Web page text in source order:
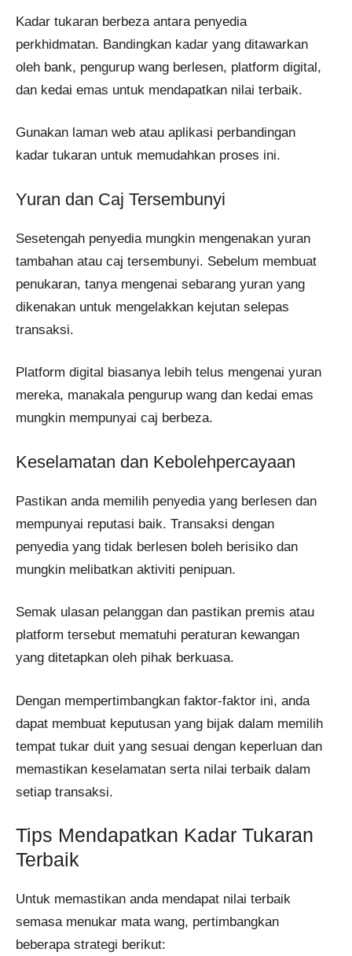
Kadar tukaran berbeza antara penyedia
perkhidmatan. Bandingkan kadar yang ditawarkan
oleh bank, pengurup wang berlesen, platform digital,
dan kedai emas untuk mendapatkan nilai terbaik.
Gunakan laman web atau aplikasi perbandingan
kadar tukaran untuk memudahkan proses ini.
Yuran dan Caj Tersembunyi
Sesetengah penyedia mungkin mengenakan yuran
tambahan atau caj tersembunyi. Sebelum membuat
penukaran, tanya mengenai sebarang yuran yang
dikenakan untuk mengelakkan kejutan selepas
transaksi.
Platform digital biasanya lebih telus mengenai yuran
mereka, manakala pengurup wang dan kedai emas
mungkin mempunyai caj berbeza.
Keselamatan dan Kebolehpercayaan
Pastikan anda memilih penyedia yang berlesen dan
mempunyai reputasi baik. Transaksi dengan
penyedia yang tidak berlesen boleh berisiko dan
mungkin melibatkan aktiviti penipuan.
Semak ulasan pelanggan dan pastikan premis atau
platform tersebut mematuhi peraturan kewangan
yang ditetapkan oleh pihak berkuasa.
Dengan mempertimbangkan faktor-faktor ini, anda
dapat membuat keputusan yang bijak dalam memilih
tempat tukar duit yang sesuai dengan keperluan dan
memastikan keselamatan serta nilai terbaik dalam
setiap transaksi.
Tips Mendapatkan Kadar Tukaran
Terbaik
Untuk memastikan anda mendapat nilai terbaik
semasa menukar mata wang, pertimbangkan
beberapa strategi berikut: